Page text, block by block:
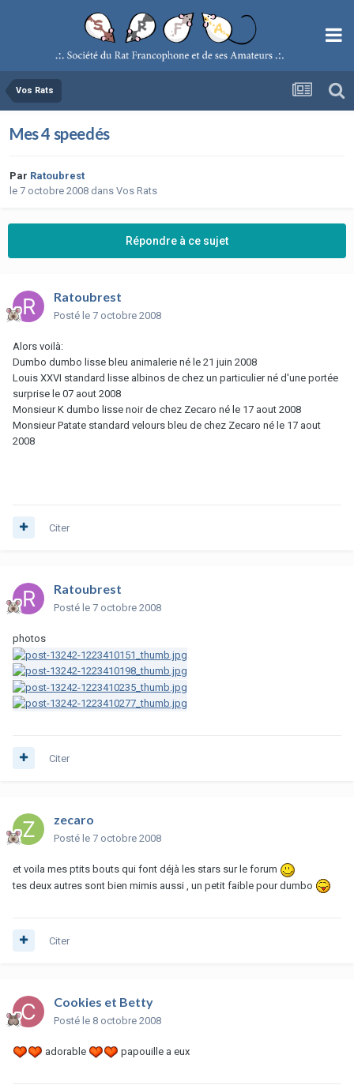
Vos Rats
Mes 4 speedés
Par Ratoubrest
le 7 octobre 2008 dans Vos Rats
Répondre à ce sujet
Ratoubrest
Posté le 7 octobre 2008
Alors voilà:
Dumbo dumbo lisse bleu animalerie né le 21 juin 2008
Louis XXVI standard lisse albinos de chez un particulier né d'une portée
surprise le 07 aout 2008
Monsieur K dumbo lisse noir de chez Zecaro né le 17 aout 2008
Monsieur Patate standard velours bleu de chez Zecaro né le 17 aout
2008
Citer
Ratoubrest
Posté le 7 octobre 2008
photos
Citer
zecaro
Posté le 7 octobre 2008
et voila mes ptits bouts qui font déjà les stars sur le forum
tes deux autres sont bien mimis aussi , un petit faible pour dumbo
Citer
Cookies et Betty
Posté le 8 octobre 2008
adorable papouille a eux